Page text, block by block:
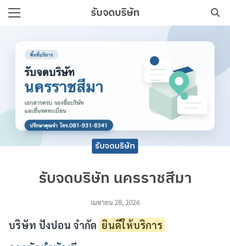
Skip
รับจดบริษัท
ษัท เริ่มต้นง่าย เอกสารครบ
รับจดบริษัท
รับจดบริษัท นครราชสีมา
เมษายน 28, 2026
บริษัท ปังปอน จำกัด ยินดีให้บริการ